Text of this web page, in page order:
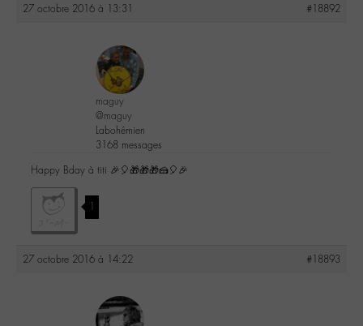
27 octobre 2016 à 13:31 #18892
maguy
@maguy
Labohémien
3168 messages
Happy Bday à titi 🎉🎈🎁🎁🎁🍰🎈🎉
1
27 octobre 2016 à 14:22 #18893